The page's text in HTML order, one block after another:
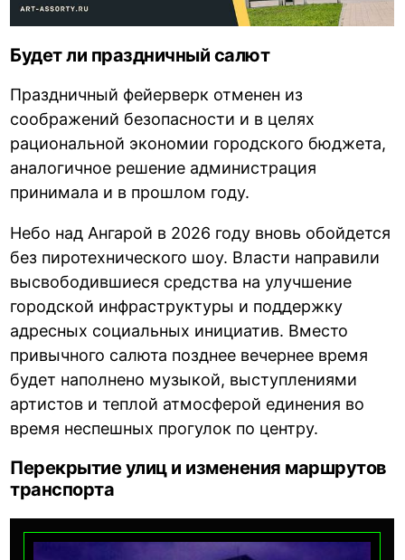
Будет ли праздничный салют
Праздничный фейерверк отменен из
соображений безопасности и в целях
рациональной экономии городского бюджета,
аналогичное решение администрация
принимала и в прошлом году.
Небо над Ангарой в 2026 году вновь обойдется
без пиротехнического шоу. Власти направили
высвободившиеся средства на улучшение
городской инфраструктуры и поддержку
адресных социальных инициатив. Вместо
привычного салюта позднее вечернее время
будет наполнено музыкой, выступлениями
артистов и теплой атмосферой единения во
время неспешных прогулок по центру.
Перекрытие улиц и изменения маршрутов
транспорта